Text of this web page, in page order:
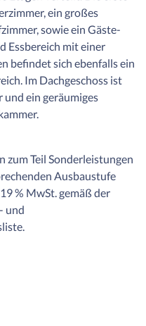
ein großes
sowie ein Gäste-
Essbereich mit einer
befindet sich ebenfalls ein
Im Dachgeschoss ist
und ein geräumiges
zum Teil Sonderleistungen
Ausbaustufe
% MwSt. gemäß der
und